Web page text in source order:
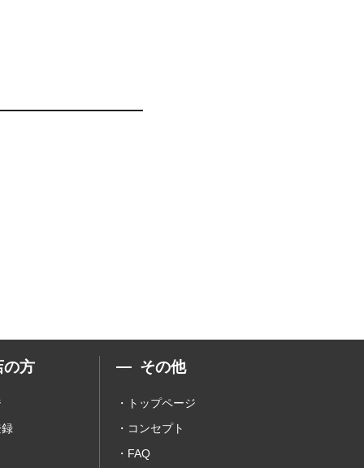
の方 その他
トップページ
コンセプト
FAQ